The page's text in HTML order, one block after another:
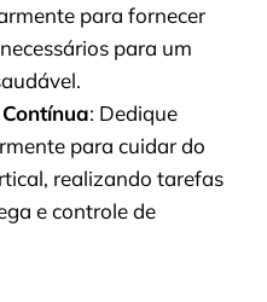
para fornecer
para um
: Dedique
para cuidar do
realizando tarefas
e controle de